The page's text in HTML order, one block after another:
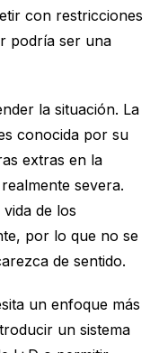
con restricciones
podría ser una
la situación. La
conocida por su
extras en la
severa.
de los
por lo que no se
de sentido.
un enfoque más
un sistema